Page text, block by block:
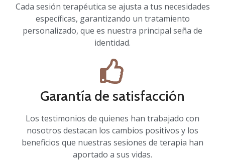
Cada sesión terapéutica se ajusta a tus necesidades
específicas, garantizando un tratamiento
personalizado, que es nuestra principal seña de
identidad.
Garantía de satisfacción
Los testimonios de quienes han trabajado con
nosotros destacan los cambios positivos y los
beneficios que nuestras sesiones de terapia han
aportado a sus vidas.